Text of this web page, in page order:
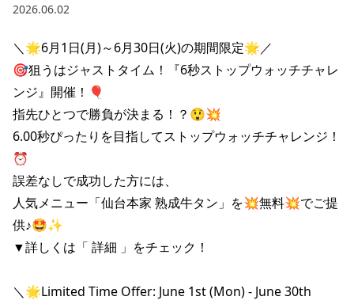
2026.06.02
＼🌟6月1日(月)～6月30日(火)の期間限定🌟／
🎯狙うはジャストタイム！『6秒ストップウォッチチャレ
ンジ』開催！🎈
指先ひとつで勝負が決まる！？😲💥
6.00秒ぴったりを目指してストップウォッチチャレンジ！
⏰️
誤差なしで成功した方には、
人気メニュー「仙台本家 熟成牛タン」を💥無料💥でご提
供♪🤩✨
▼詳しくは「 詳細 」をチェック！
＼🌟Limited Time Offer: June 1st (Mon) - June 30th